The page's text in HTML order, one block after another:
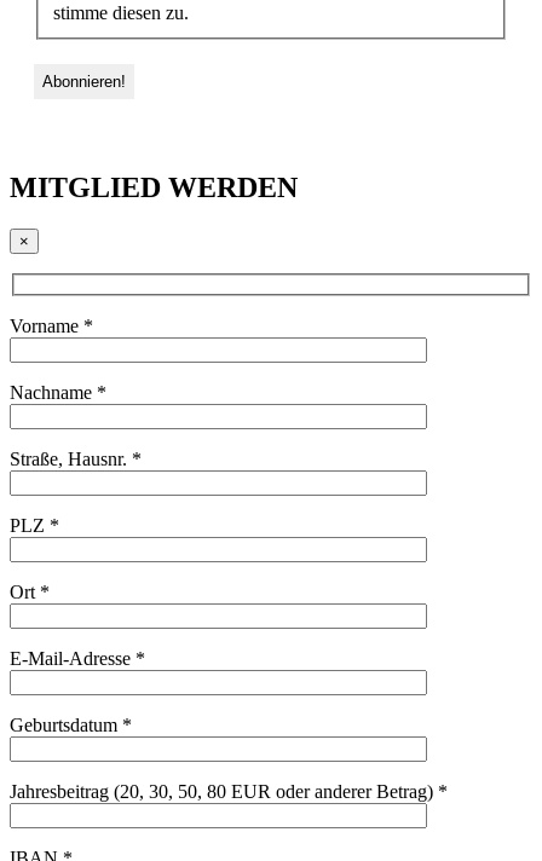
stimme diesen zu.
MITGLIED WERDEN
×
Vorname *
Nachname *
Straße, Hausnr. *
PLZ *
Ort *
E-Mail-Adresse *
Geburtsdatum *
Jahresbeitrag (20, 30, 50, 80 EUR oder anderer Betrag) *